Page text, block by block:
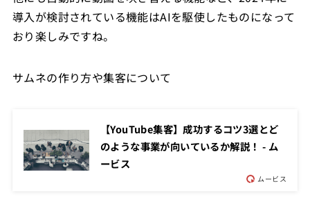
導入が検討されている機能はAIを駆使したものになって
おり楽しみですね。
サムネの作り方や集客について
【YouTube集客】成功するコツ3選とど
のような事業が向いているか解説！ - ム
ービス
ムービス